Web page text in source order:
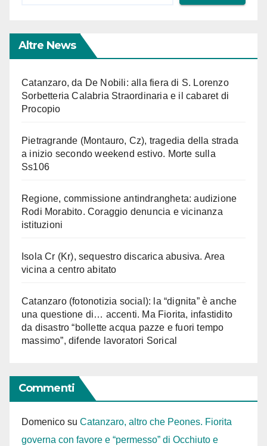
Altre News
Catanzaro, da De Nobili: alla fiera di S. Lorenzo
Sorbetteria Calabria Straordinaria e il cabaret di
Procopio
Pietragrande (Montauro, Cz), tragedia della strada
a inizio secondo weekend estivo. Morte sulla
Ss106
Regione, commissione antindrangheta: audizione
Rodi Morabito. Coraggio denuncia e vicinanza
istituzioni
Isola Cr (Kr), sequestro discarica abusiva. Area
vicina a centro abitato
Catanzaro (fotonotizia social): la “dignita” è anche
una questione di… accenti. Ma Fiorita, infastidito
da disastro “bollette acqua pazze e fuori tempo
massimo”, difende lavoratori Sorical
Commenti
Domenico su Catanzaro, altro che Peones. Fiorita
governa con favore e “permesso” di Occhiuto e